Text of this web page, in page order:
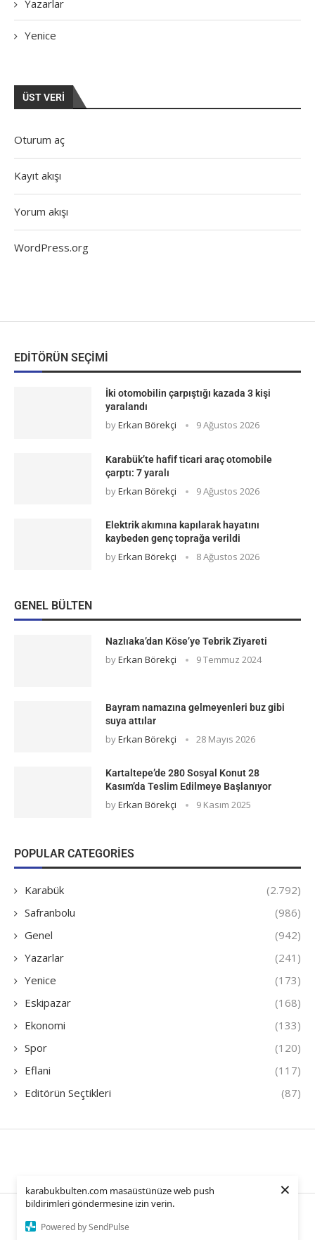
karabukbulten.com masaüstünüze web push
bildirimleri göndermesine izin verin.
Powered by SendPulse
×
Yazarlar
Yenice
ÜST VERI
Oturum aç
Kayıt akışı
Yorum akışı
WordPress.org
EDITÖRÜN SEÇIMI
İki otomobilin çarpıştığı kazada 3 kişi
yaralandı
byErkan Börekçi 9 Ağustos 2026
Karabük’te hafif ticari araç otomobile
çarptı: 7 yaralı
byErkan Börekçi 9 Ağustos 2026
Elektrik akımına kapılarak hayatını
kaybeden genç toprağa verildi
byErkan Börekçi 8 Ağustos 2026
GENEL BÜLTEN
Nazlıaka’dan Köse’ye Tebrik Ziyareti
byErkan Börekçi 9 Temmuz 2024
Bayram namazına gelmeyenleri buz gibi
suya attılar
byErkan Börekçi 28 Mayıs 2026
Kartaltepe’de 280 Sosyal Konut 28
Kasım’da Teslim Edilmeye Başlanıyor
byErkan Börekçi 9 Kasım 2025
POPULAR CATEGORIES
Karabük
(2.792)
Safranbolu
(986)
Genel
(942)
Yazarlar
(241)
Yenice
(173)
Eskipazar
(168)
Ekonomi
(133)
Spor
(120)
Eflani
(117)
Editörün Seçtikleri
(87)
KarabukBulten – 2025 – All Right Reserved.